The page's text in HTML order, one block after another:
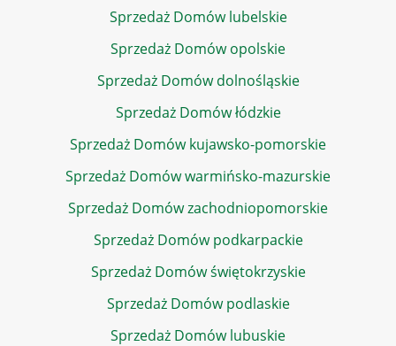
Sprzedaż Domów lubelskie
Sprzedaż Domów opolskie
Sprzedaż Domów dolnośląskie
Sprzedaż Domów łódzkie
Sprzedaż Domów kujawsko-pomorskie
Sprzedaż Domów warmińsko-mazurskie
Sprzedaż Domów zachodniopomorskie
Sprzedaż Domów podkarpackie
Sprzedaż Domów świętokrzyskie
Sprzedaż Domów podlaskie
Sprzedaż Domów lubuskie